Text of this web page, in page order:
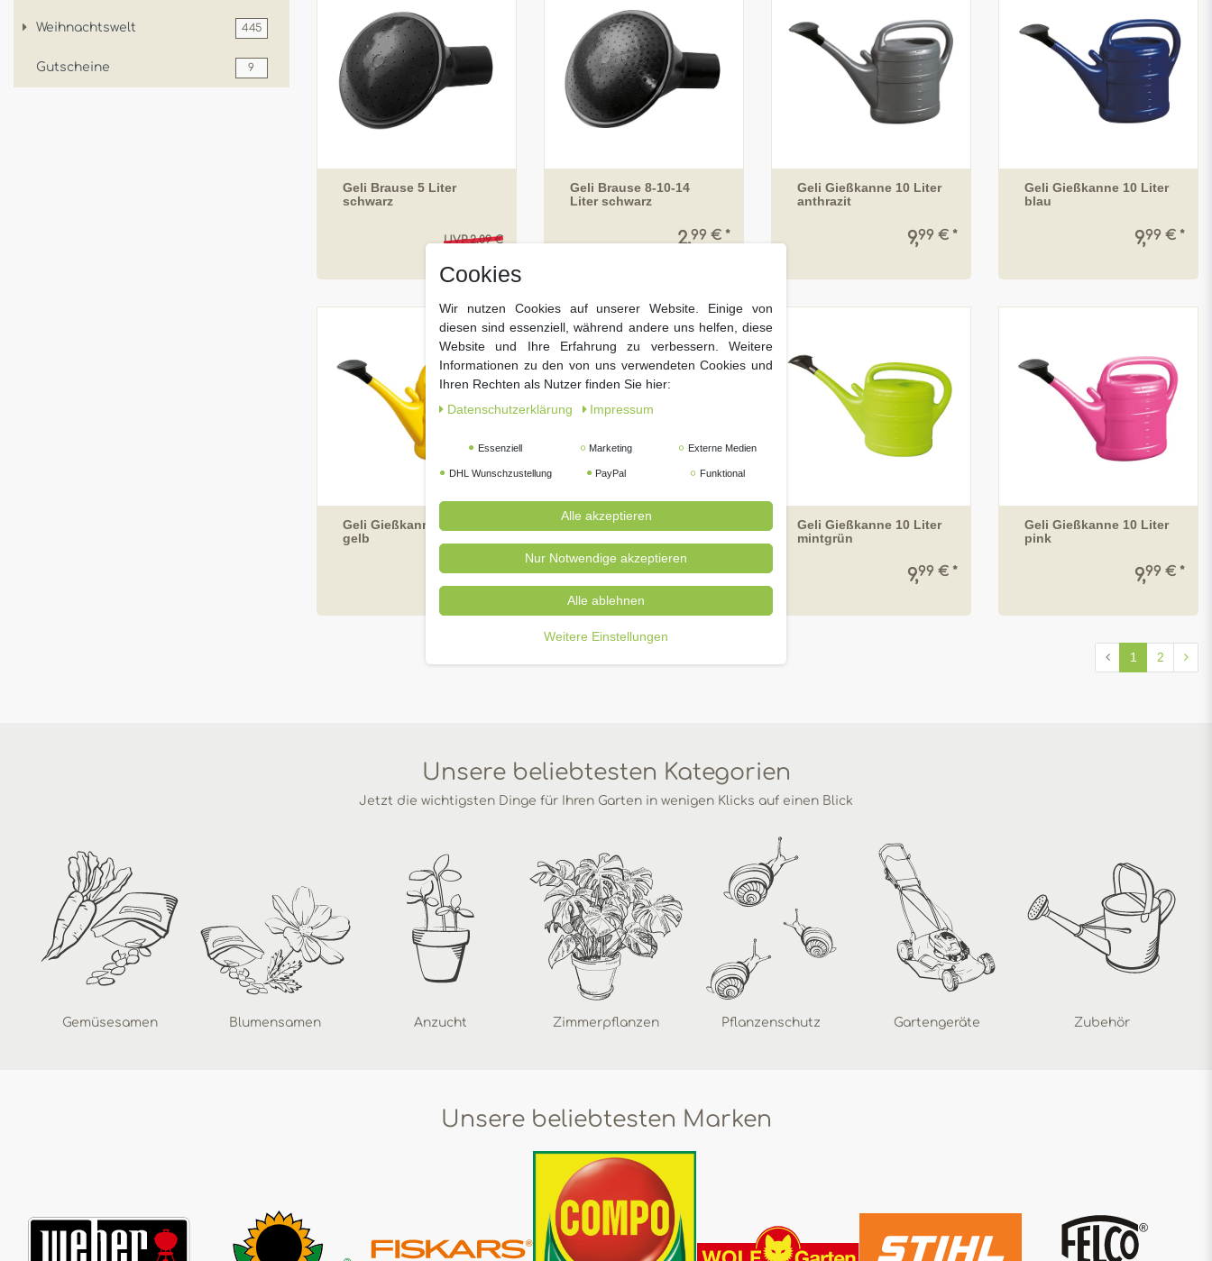
Weihnachtswelt 445
Gutscheine 9
Geli Brause 5 Liter
schwarz
UVP 2,09 €
Geli Brause 8-10-14
Liter schwarz
2,99 € *
Geli Gießkanne 10 Liter
anthrazit
9,99 € *
Geli Gießkanne 10 Liter
blau
9,99 € *
Geli Gießkanne 10 Liter
gelb
9,99 € *
Geli Gießkanne 10 Liter
9,99 € *
Geli Gießkanne 10 Liter
mintgrün
9,99 € *
Geli Gießkanne 10 Liter
pink
9,99 € *
1 2
Unsere beliebtesten Kategorien
Jetzt die wichtigsten Dinge für Ihren Garten in wenigen Klicks auf einen Blick
Gemüsesamen Blumensamen Anzucht Zimmerpflanzen Pflanzenschutz Gartengeräte Zubehör
Unsere beliebtesten Marken
Cookies
Wir nutzen Cookies auf unserer Website. Einige von
diesen sind essenziell, während andere uns helfen, diese
Website und Ihre Erfahrung zu verbessern. Weitere
Informationen zu den von uns verwendeten Cookies und
Ihren Rechten als Nutzer finden Sie hier:
Daten­schutz­erklärung
Impressum
Essenziell Marketing Externe Medien
DHL Wunschzustellung PayPal Funktional
Alle akzeptieren
Nur Notwendige akzeptieren
Alle ablehnen
Weitere Einstellungen